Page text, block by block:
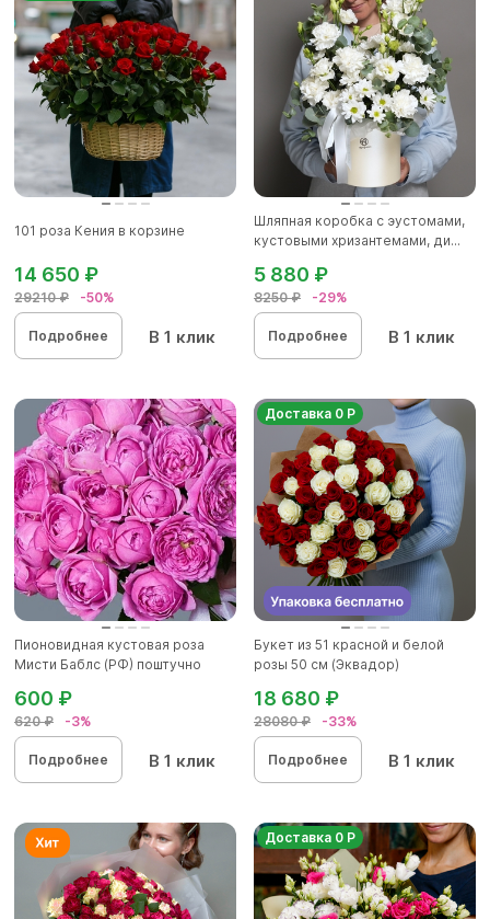
101 роза Кения в корзине
29210 ₽ -50%
14 650 ₽
Подробнее В 1 клик
Шляпная коробка с эустомами,
кустовыми хризантемами, ди...
8250 ₽ -29%
5 880 ₽
Подробнее В 1 клик
Пионовидная кустовая роза
Мисти Баблс (РФ) поштучно
620 ₽ -3%
600 ₽
Подробнее В 1 клик
Доставка 0 Р
Букет из 51 красной и белой
розы 50 см (Эквадор)
28080 ₽ -33%
18 680 ₽
Подробнее В 1 клик
Доставка 0 Р